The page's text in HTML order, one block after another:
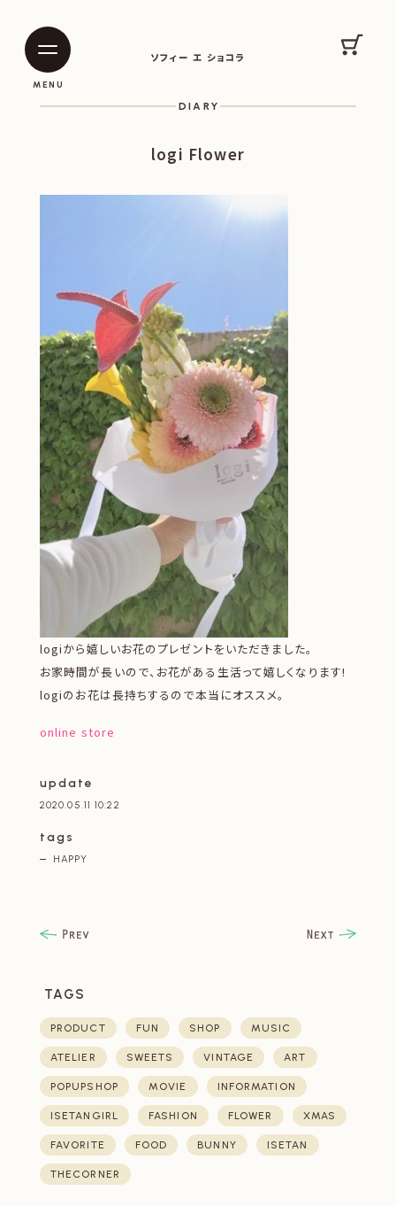
ソフィー エ ショコラ
MENU
カー
DIARY
logi Flower
logiから嬉しいお花のプレゼントをいただきました。
お家時間が長いので、お花がある生活って嬉しくなります!
logiのお花は長持ちするので本当にオススメ。
online store
update
2020.05.11 10:22
tags
HAPPY
TAGS
PRODUCT FUN SHOP MUSIC
ATELIER SWEETS VINTAGE ART
POPUPSHOP MOVIE INFORMATION
ISETANGIRL FASHION FLOWER XMAS
FAVORITE FOOD BUNNY ISETAN
THECORNER